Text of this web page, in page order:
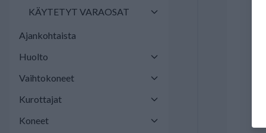
KÄYTETYT VARAOSAT
Ajankohtaista
Huolto
Vaihtokoneet
Kurottajat
Koneet